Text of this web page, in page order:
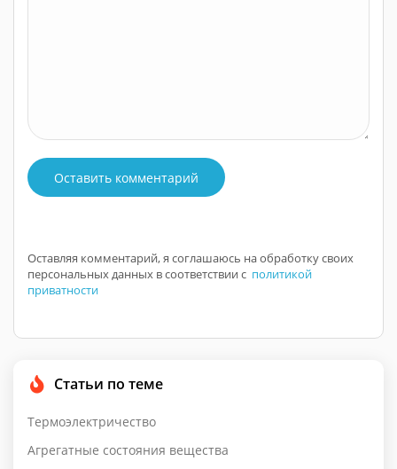
Оставить комментарий
Оставляя комментарий, я соглашаюсь на обработку своих
персональных данных в соответствии с политикой
приватности
Статьи по теме
Термоэлектричество
Агрегатные состояния вещества